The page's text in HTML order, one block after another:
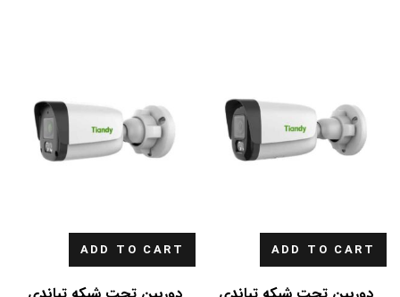
ADD TO CART
ADD TO CART